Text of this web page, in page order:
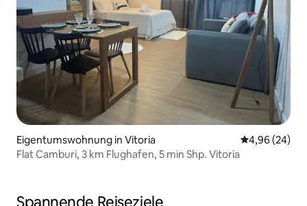
Eigentumswohnung in Vitoria
4,96 (24)
Flat Camburi, 3 km Flughafen, 5 min Shp. Vitoria